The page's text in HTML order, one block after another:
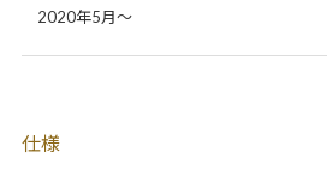
2020年5月～
仕様